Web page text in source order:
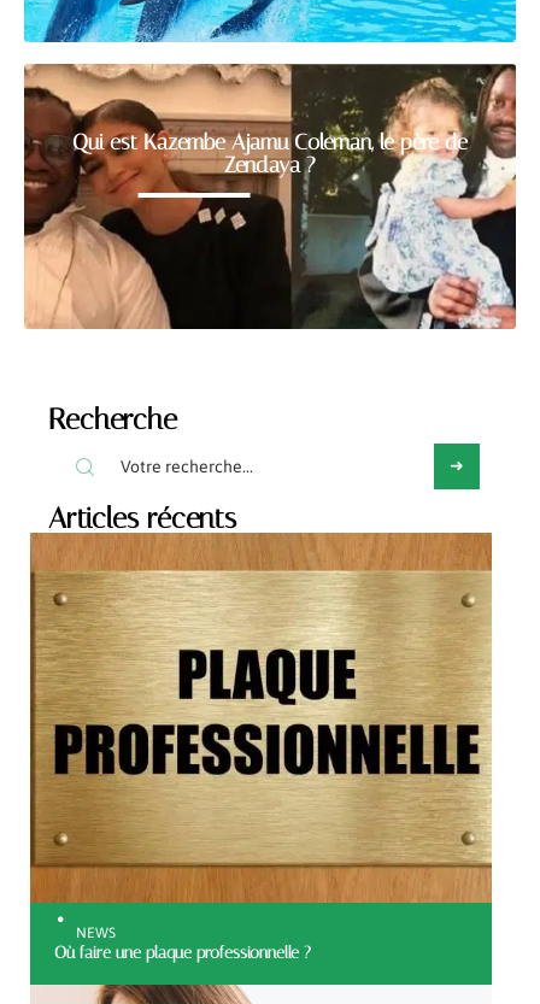
Qui est Kazembe Ajamu Coleman, le père de
Zendaya ?
Recherche
Articles récents
NEWS
Où faire une plaque professionnelle ?